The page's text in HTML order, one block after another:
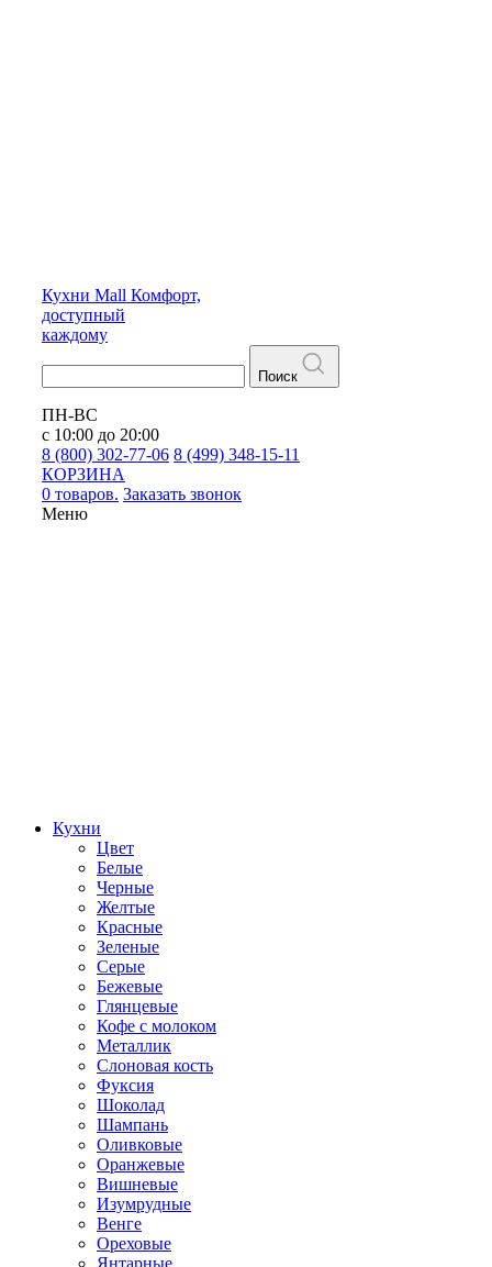
Кухни Mall Комфорт,
доступный
каждому
Поиск
ПН-ВС
с 10:00 до 20:00
8 (800) 302-77-06 8 (499) 348-15-11
КОРЗИНА
0 товаров. Заказать звонок
Меню
Кухни
Цвет
Белые
Черные
Желтые
Красные
Зеленые
Серые
Бежевые
Глянцевые
Кофе с молоком
Металлик
Слоновая кость
Фуксия
Шоколад
Шампань
Оливковые
Оранжевые
Вишневые
Изумрудные
Венге
Ореховые
Янтарные